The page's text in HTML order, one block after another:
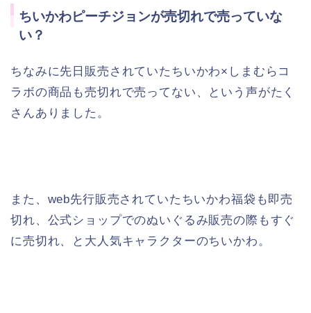
ちいかわピーチジョンが売切れで売っていな
い？
ちなみに先日販売されていたちいかわ×しまむらコ
ラボの商品も売切れで売ってない、という声がたく
さんありました。
また、web先行販売されていたちいかわ福袋も即売
切れ、公式ショップでのぬいぐるみ販売の際もすぐ
に売切れ、と大人気キャラクターのちいかわ。